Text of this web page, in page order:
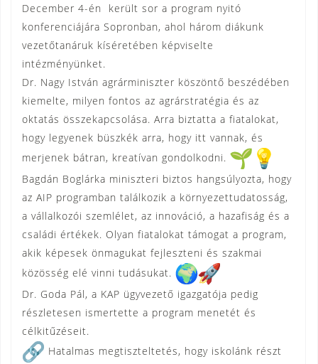
December 4-én került sor a program nyitó
konferenciájára Sopronban, ahol három diákunk
vezetőtanáruk kíséretében képviselte
intézményünket.
Dr. Nagy István agrárminiszter köszöntő beszédében
kiemelte, milyen fontos az agrárstratégia és az
oktatás összekapcsolása. Arra biztatta a fiatalokat,
hogy legyenek büszkék arra, hogy itt vannak, és
merjenek bátran, kreatívan gondolkodni.
Bagdán Boglárka miniszteri biztos hangsúlyozta, hogy
az AIP programban találkozik a környezettudatosság,
a vállalkozói szemlélet, az innováció, a hazafiság és a
családi értékek. Olyan fiatalokat támogat a program,
akik képesek önmagukat fejleszteni és szakmai
közösség elé vinni tudásukat.
Dr. Goda Pál, a KAP ügyvezető igazgatója pedig
részletesen ismertette a program menetét és
célkitűzéseit.
Hatalmas megtiszteltetés, hogy iskolánk részt